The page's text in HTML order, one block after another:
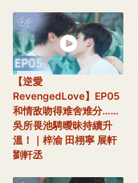
【逆愛
RevengedLove】EP05
和情敌吻得难舍难分……
吳所畏池騁曖昧持續升
溫！｜梓渝 田栩寧 展軒
劉軒丞